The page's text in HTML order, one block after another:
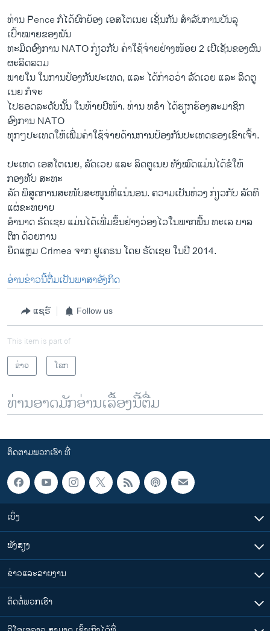
ທ່ານ Pence ກໍໄດ້ຍົກຍ້ອງ ເອສໂຕເນຍ ເຊັ່ນກັນ ສຳລັບການບັນລຸ
ເປົ້າໝາຍຂອງພັນ
ທະມິດອົງການ NATO ກ່ຽວກັບ ຄ່າໃຊ້ຈ່າຍຢ່າງໜ້ອຍ 2 ເປີເຊັນຂອງຜົນ
ຜະລິດລວມ
ພາຍໃນ ໃນການປ້ອງກັນປະເທດ, ແລະ ໄດ້ກ່າວວ່າ ລັດເວຍ ແລະ ລິດຕູ
ເນຍ ກໍຈະ
ໄປຮອດລະດັບນັ້ນ ໃນທ້າຍປີໜ້າ. ທ່ານ ທຣຳ ໄດ້ຮຽກຮ້ອງສະມາຊິກ
ອົງການ NATO
ທຸກໆປະເທດໃຫ້ເພີ່ມຄ່າໃຊ້ຈ່າຍດ້ານການປ້ອງກັນປະເທດຂອງເຂົາເຈົ້າ.
ປະເທດ ເອສໂຕເນຍ, ລັດເວຍ ແລະ ລິດຕູເນຍ ທັງໝົດແມ່ນໄດ້ຂໍໃຫ້
ກອງທັບ ສະຫະ
ລັດ ພິສູດການສະໜັບສະໜູນທີ່ແນ່ນອນ. ຄວາມເປັນຫ່ວງ ກ່ຽວກັບ ລັດທິ
ແຜ່ຂະຫຍາຍ
ອຳນາດ ຣັດເຊຍ ແມ່ນໄດ້ເພີ່ມຂຶ້ນຢ່າງວ່ອງໄວໃນພາກພື້ນ ທະເລ ບາລ
ຕິກ ດ້ວຍການ
ຍຶດແຫຼມ Crimea ຈາກ ຢູເຄຣນ ໂດຍ ຣັດເຊຍ ໃນປີ 2014.
ອ່ານຂ່າວນີ້ຕື່ມເປັນພາສາອັງກິດ
ແຊຣ໌ Follow us
This item is part of
ຂ່າວ
ໂລກ
ທ່ານອາດມັກອ່ານເລື້ອງນີ້ຕື່ມ
ຕິດຕາມພວກເຮົາ ທີ່
ເບິ່ງ
ຟັງສຽງ
ຂ່າວແລະລາຍງານ
ຕິດຕໍ່ພວກເຮົາ